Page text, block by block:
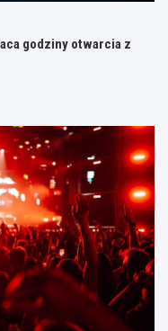
godziny otwarcia z